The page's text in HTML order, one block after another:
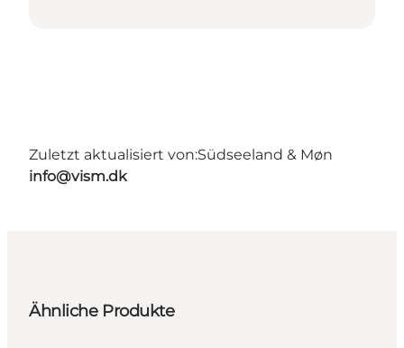
Zuletzt aktualisiert von:Südseeland & Møn
info@vism.dk
Ähnliche Produkte